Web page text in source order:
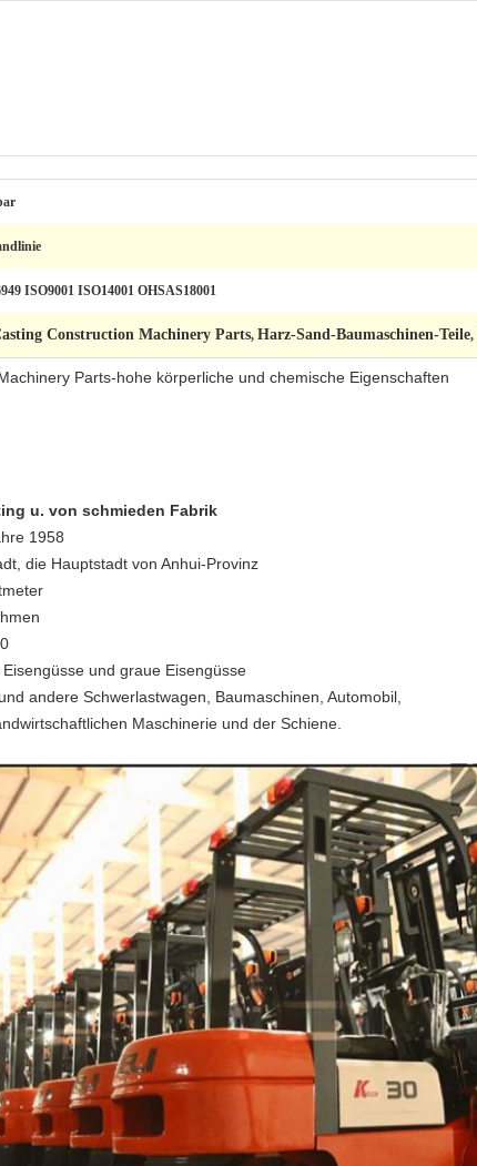
ISO9001 ISO14001 OHSAS18001
Construction Machinery Parts, Harz-Sand-Baumaschinen-Teile,
Parts-hohe körperliche und chemische Eigenschaften
u. von schmieden Fabrik
1958
die Hauptstadt von Anhui-Provinz
und graue Eisengüsse
andere Schwerlastwagen, Baumaschinen, Automobil,
Maschinerie und der Schiene.